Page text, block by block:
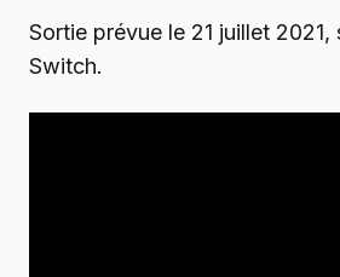
Sortie prévue le 21 juillet 2021,
Switch.